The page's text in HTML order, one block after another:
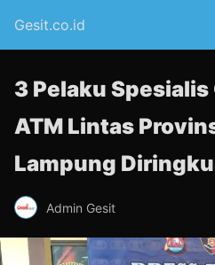
Gesit.co.id
3 Pelaku
ATM Lintas
Lampung
Admin Gesit